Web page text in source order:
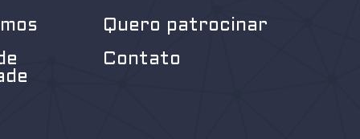
Quero patrocinar
Contato